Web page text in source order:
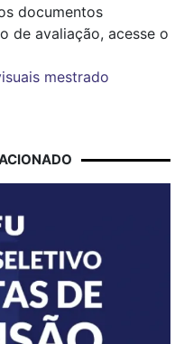
documentos
de avaliação, acesse o
mestrado